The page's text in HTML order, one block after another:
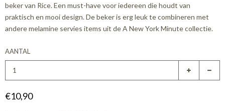
beker van Rice. Een must-have voor iedereen die houdt van
praktisch en mooi design. De beker is erg leuk te combineren met
andere melamine servies items uit de A New York Minute collectie.
AANTAL
€10,90